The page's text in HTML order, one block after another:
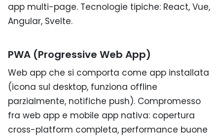
app multi-page. Tecnologie tipiche: React, Vue,
Angular, Svelte.
PWA (Progressive Web App)
Web app che si comporta come app installata
(icona sul desktop, funziona offline
parzialmente, notifiche push). Compromesso
fra web app e mobile app nativa: copertura
cross-platform completa, performance buone